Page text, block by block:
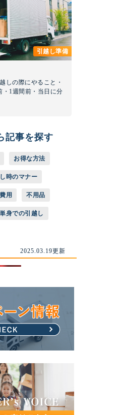
しの際にやること・
・1週間前・当日に分
引越し準備
記事を探す
お得な方法
時のマナー
用 不用品
単身での引越し
2025.03.19更新